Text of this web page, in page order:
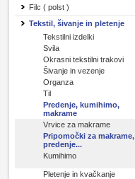
Filc ( polst )
Tekstil, šivanje in pletenje
Tekstilni izdelki
Svila
Okrasni tekstilni trakovi
Šivanje in vezenje
Organza
Til
Predenje, kumihimo,
makrame
Vrvice za makrame
Pripomočki za makrame,
predenje...
Kumihimo
Pletenje in kvačkanje